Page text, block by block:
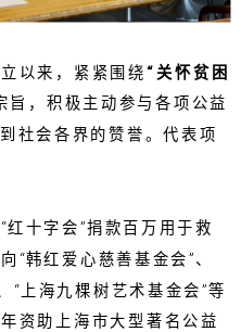
以来，紧紧围绕 “关怀贫困
旨，积极主动参与各项公益
社会各界的赞誉。代表项
红十字会”捐款百万用于救
“韩红爱心慈善基金会”、
“上海九棵树艺术基金会”等
资助上海市大型著名公益